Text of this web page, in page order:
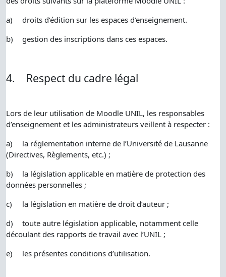
a)
droits d’édition sur les espaces d’enseignement.
b)
gestion des inscriptions dans ces espaces.
4. Respect du cadre légal
Lors de leur utilisation de Moodle UNIL, les responsables
d’enseignement et les administrateurs veillent à respecter :
a)
la réglementation interne de l’Université de Lausanne
(Directives, Règlements, etc.) ;
b)
la législation applicable en matière de protection des
données personnelles ;
c)
la législation en matière de droit d’auteur ;
d)
toute autre législation applicable, notamment celle
découlant des rapports de travail avec l’UNIL ;
e)
les présentes conditions d’utilisation.